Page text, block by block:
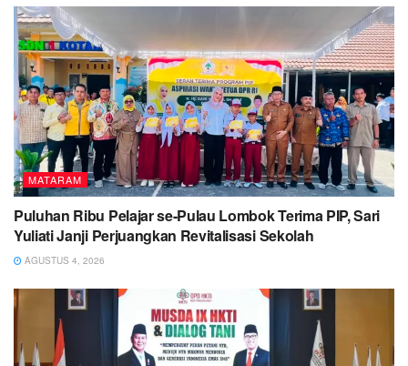
MATARAM
Puluhan Ribu Pelajar se-Pulau Lombok Terima PIP, Sari
Yuliati Janji Perjuangkan Revitalisasi Sekolah
AGUSTUS 4, 2026